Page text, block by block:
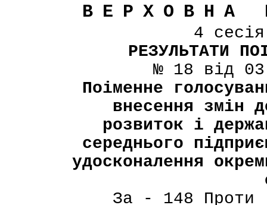
ВЕРХОВНА
4
РЕЗУЛЬТАТИ
№ 18 від
Поіменне
внесення змін
розвиток і
середнього
удосконалення
За - 148 Проти